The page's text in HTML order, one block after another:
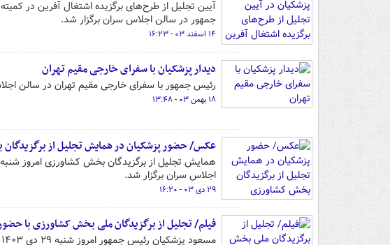
جمهور در سالن اجلاس سران برگزار شد.
۱۴ اسفند ۰۳ - ۱۶:۲۳
دیدار پزشکیان با سفرای خارجی مقیم تهران
رئیس جمهور با سفرای خارجی مقیم تهران در سالن
۱۸ بهمن ۰۳ - ۱۳:۴۸
عکس/ حضور پزشکیان در همایش تجلیل از
اجلاس سران برگزار شد.
۲۹ دی ۰۳ - ۱۶:۲۰
فیلم/ تجلیل از برگزیدگان ملی بخش کشاورزی با